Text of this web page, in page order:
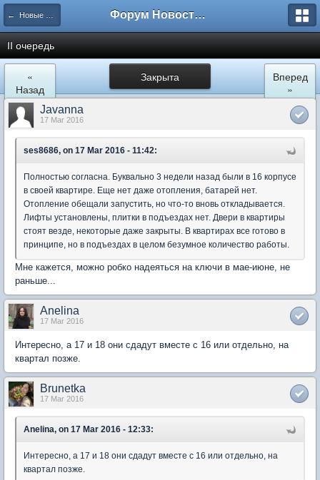
← Новые Водники Форум Новостройки
II очередь
Закрыта
«
Назад
Вперед
»
Javanna
17 Mar 2016
ses8686, on 17 Mar 2016 - 11:42:
Полностью согласна. Буквально 3 недели назад были в 16 корпусе
в своей квартире. Еще нет даже отопления, батарей нет.
Отопление обещали запустить, но что-то вновь откладывается.
Лифты установлены, плитки в подъездах нет. Двери в квартиры
стоят везде, некоторые даже закрыты. В квартирах все готово в
принципе, но в подъездах в целом безумное количество работы.
Мне кажется, можно робко надеяться на ключи в мае-июне, не
раньше...
Anelina
17 Mar 2016
Интересно, а 17 и 18 они сдадут вместе с 16 или отдельно, на
квартал позже.
Brunetka
17 Mar 2016
Anelina, on 17 Mar 2016 - 12:33:
Интересно, а 17 и 18 они сдадут вместе с 16 или отдельно, на
квартал позже.